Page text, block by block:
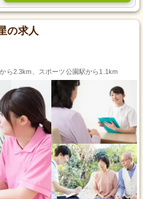
の求人
ら2.3km、スポーツ公園駅から1.1km